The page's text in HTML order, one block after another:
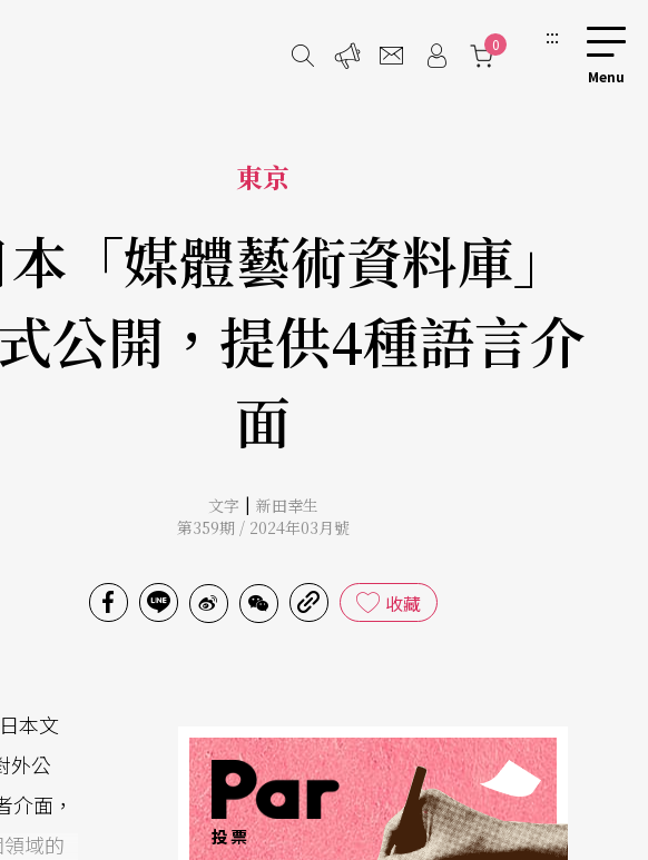
0 :::
東京
本「媒體藝術資料庫」
公開，提供4種語言介
面
文字 | 新田幸生
第359期 / 2024年03月號
收藏
本文
外公
面，
域的
投票